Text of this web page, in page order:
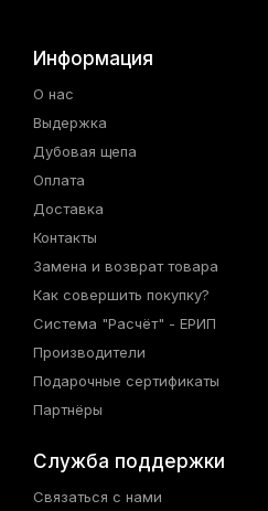
Информация
О нас
Выдержка
Дубовая щепа
Оплата
Доставка
Контакты
Замена и возврат товара
Как совершить покупку?
Система "Расчёт" - ЕРИП
Производители
Подарочные сертификаты
Партнёры
Служба поддержки
Связаться с нами